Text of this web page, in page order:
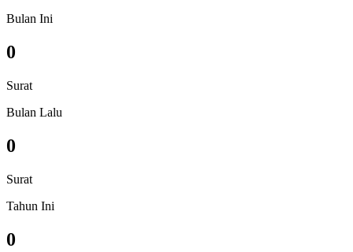
Bulan Ini
0
Surat
Bulan Lalu
0
Surat
Tahun Ini
0